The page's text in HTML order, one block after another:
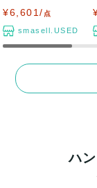
¥6,601/ 点
smasell.USED
ハ